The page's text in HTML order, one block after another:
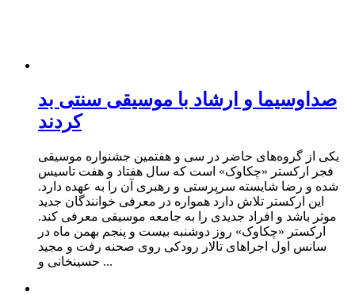
صداوسیما و ارشاد با موسیقی سنتی بد
کردند
یکی از گروه‌های حاضر در سی و هفتمین جشنواره موسیقی
فجر ارکستر «چکاوک» است که سال هفتاد و هفت تاسیس
شده و رضا شایسته سرپرستی و رهبری آن را به عهده دارد.
این ارکستر تلاش دارد همواره در معرفی خوانندگان جدید
موثر باشد و افراد جدیدی را به جامعه موسیقی معرفی کند.
ارکستر «چکاوک» روز دوشنبه بیست و پنجم بهمن ماه در
سانس اول اجراهای تالار رودکی روی صحنه رفت و مجید
حسینخانی و ...